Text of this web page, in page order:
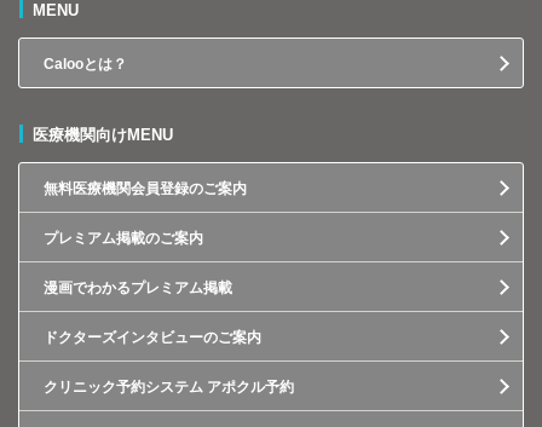
MENU
Calooとは？
医療機関向けMENU
無料医療機関会員登録のご案内
プレミアム掲載のご案内
漫画でわかるプレミアム掲載
ドクターズインタビューのご案内
クリニック予約システム アポクル予約